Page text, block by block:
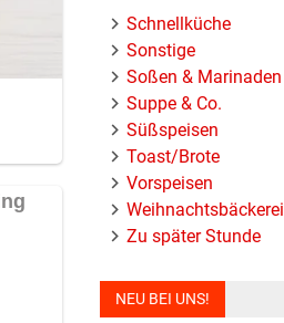
Schnellküche
Sonstige
Soßen & Marinaden
Suppe & Co.
Süßspeisen
Toast/Brote
Vorspeisen
Weihnachtsbäckerei
Zu später Stunde
NEU BEI UNS!